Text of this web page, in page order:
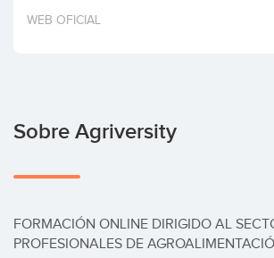
Invertir
WEB OFICIAL
Sobre Agriversity
FORMACIÓN ONLINE DIRIGIDO AL
PROFESIONALES DE